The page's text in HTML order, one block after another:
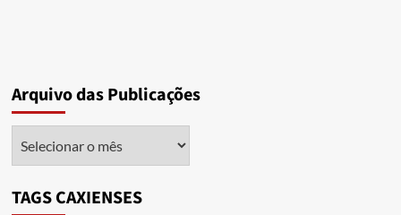
Arquivo das Publicações
TAGS CAXIENSES